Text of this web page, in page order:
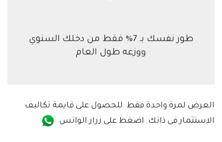
طور نفسك بـ 7% فقط من دخلك السنوي
ووزعه طول العام
العرض لمرة واحدة فقط للحصول على قايمة تكاليف
الاستثمار فى ذاتك اضغط على زرار الواتس